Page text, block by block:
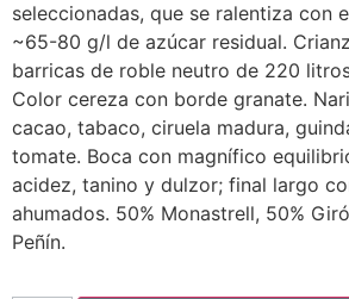
seleccionadas, que se ralentiza con
~65-80 g/l de azúcar residual.
barricas de roble neutro de 220
Color cereza con borde granate.
cacao, tabaco, ciruela madura,
tomate. Boca con magnífico
acidez, tanino y dulzor; final largo
ahumados. 50% Monastrell, 50%
Peñín.